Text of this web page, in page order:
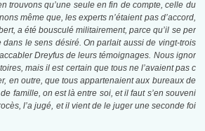
trouvons qu’une seule en fin de compte, celle du
même que, les experts n’étaient pas d’accord,
a été bousculé militairement, parce qu’il se per
dans le sens désiré. On parlait aussi de vingt-trois
Dreyfus de leurs témoignages. Nous ignor
mais il est certain que tous ne l’avaient pas c
en outre, que tous appartenaient aux bureaux de
famille, on est là entre soi, et il faut s’en souveni
l’a jugé, et il vient de le juger une seconde foi